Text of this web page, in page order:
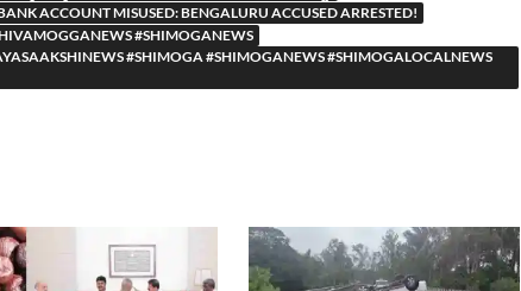
ACCOUNT MISUSED: BENGALURU ACCUSED ARRESTED!
#SHIMOGANEWS
#SHIMOGA #SHIMOGANEWS #SHIMOGALOCALNEWS